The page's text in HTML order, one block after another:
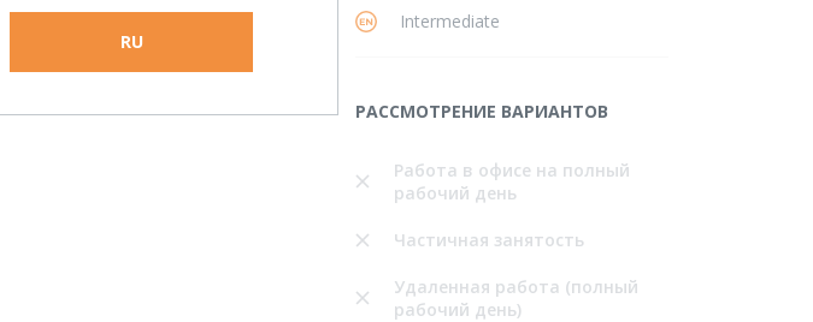
Intermediate
РАССМОТРЕНИЕ ВАРИАНТОВ
Работа в офисе на полный
рабочий день
Частичная занятость
Удаленная работа (полный
рабочий день)
RU